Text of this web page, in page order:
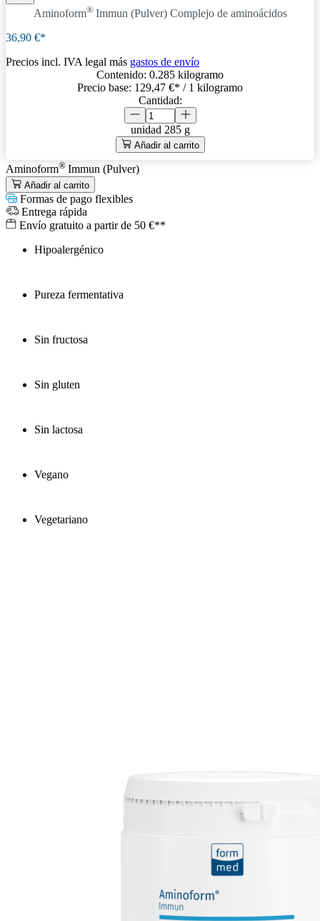
Aminoform® Immun (Pulver) Complejo de aminoácidos
36,90 €*
Precios incl. IVA legal más gastos de envío
Contenido: 0.285 kilogramo
Precio base: 129,47 €* / 1 kilogramo
Cantidad:
unidad 285 g
Añadir al carrito
Aminoform® Immun (Pulver)
Añadir al carrito
Formas de pago flexibles
Entrega rápida
Envío gratuito a partir de 50 €**
Hipoalergénico
Pureza fermentativa
Sin fructosa
Sin gluten
Sin lactosa
Vegano
Vegetariano